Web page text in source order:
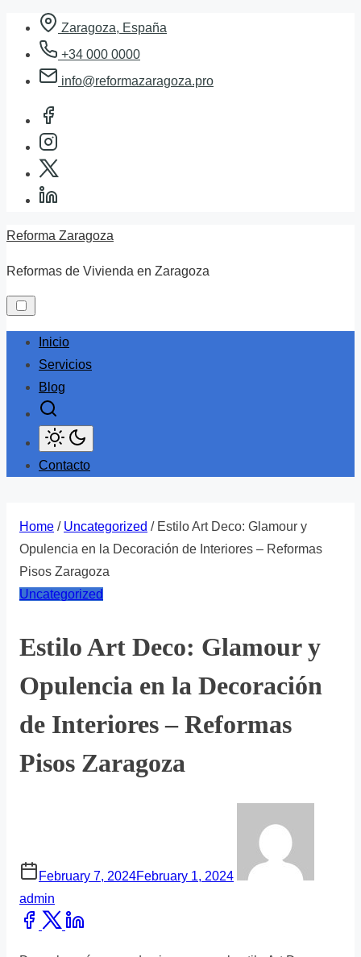
content
Zaragoza, España
+34 000 0000
info@reformazaragoza.pro
Reforma Zaragoza
Reformas de Vivienda en Zaragoza
Inicio
Servicios
Blog
Contacto
Home / Uncategorized / Estilo Art Deco: Glamour y
Opulencia en la Decoración de Interiores – Reformas
Pisos Zaragoza
Uncategorized
Estilo Art Deco: Glamour y
Opulencia en la Decoración
de Interiores – Reformas
Pisos Zaragoza
February 7, 2024February 1, 2024
admin
Share